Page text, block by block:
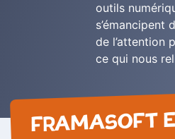
outils
s’émancipent
de l’attention
ce qui nous
FRAMASOFT